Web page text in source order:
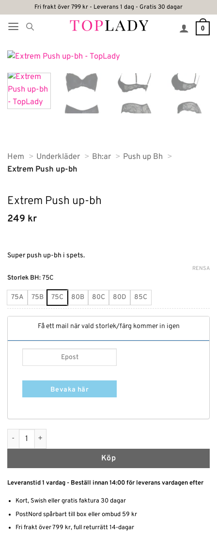
content
Fri frakt över 799 kr - Leverans 1 dag - Gratis 30 dagar
0
Hem Underkläder Bh:ar
Push up Bh
Extrem Push up-bh
Extrem Push up-bh
249 kr
Super push up-bh i spets.
Storlek BH:75C
75A 75B 75C 80B 80C 80D 85C
RENSA
Få ett mail när vald storlek/färg kommer in igen
Bevaka här
Extrem Push up-bh mängd
Köp
Alternative:
Leveranstid 1 vardag - Beställ innan 14:00 för leverans vardagen efter
Kort, Swish eller gratis faktura 30 dagar
PostNord spårbart till box eller ombud 59 kr
Fri frakt över 799 kr, full returrätt 14-dagar